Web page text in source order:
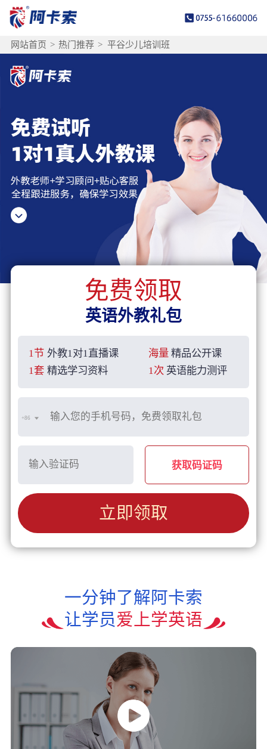
网站首页 > 热门推荐 > 平谷少儿培训班
免费领取
英语外教礼包
1节 外教1对1直播课 海量 精品公开课
1套 精选学习资料 1次 英语能力测评
+86
获取码证码
立即领取
一分钟了解阿卡索
让学员爱上学英语